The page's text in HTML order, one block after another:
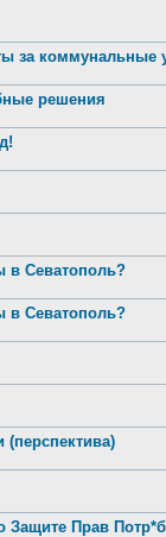
за коммунальные
решения
в Севатополь?
в Севатополь?
Защите Прав